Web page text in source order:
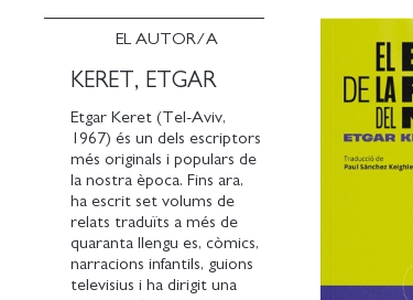
EL AUTOR/A
KERET, ETGAR
Etgar Keret (Tel-Aviv,
1967) és un dels escriptors
més originals i populars de
la nostra època. Fins ara,
ha escrit set volums de
relats traduïts a més de
quaranta llengu es, còmics,
narracions infantils, guions
televisius i ha dirigit una